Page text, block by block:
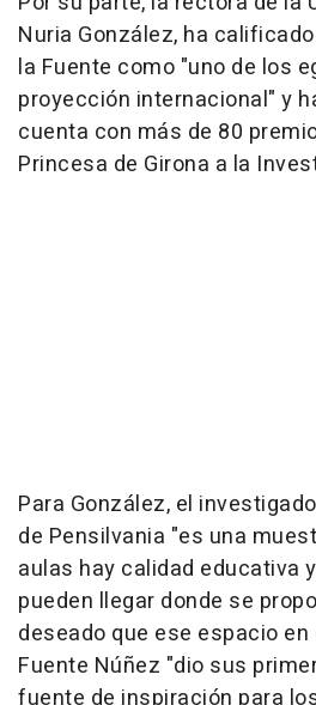
Nuria González, ha
la Fuente como "uno de los
proyección internacional" y
cuenta con más de 80
Princesa de Girona a la
Para González, el
de Pensilvania "es una
aulas hay calidad educativa
pueden llegar donde se
deseado que ese espacio en
Fuente Núñez "dio sus
fuente de inspiración para